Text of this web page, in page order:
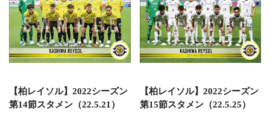
【柏レイソル】2022シーズン
第14節スタメン（22.5.21）
【柏レイソル】2022シーズン
第15節スタメン（22.5.25）